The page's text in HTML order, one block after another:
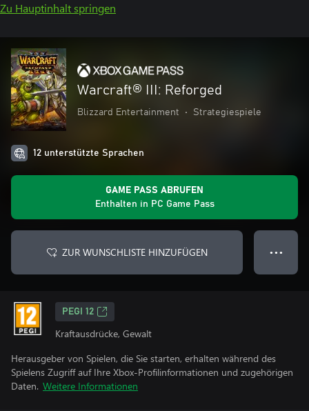
Zu Hauptinhalt springen
Warcraft® III: Reforged
Blizzard Entertainment • Strategiespiele
12 unterstützte Sprachen
GAME PASS ABRUFEN
Enthalten in PC Game Pass
ZUR WUNSCHLISTE HINZUFÜGEN ● ● ●
PEGI 12
Kraftausdrücke, Gewalt
Herausgeber von Spielen, die Sie starten, erhalten während des
Spielens Zugriff auf Ihre Xbox-Profilinformationen und zugehörigen
Daten. Weitere Informationen